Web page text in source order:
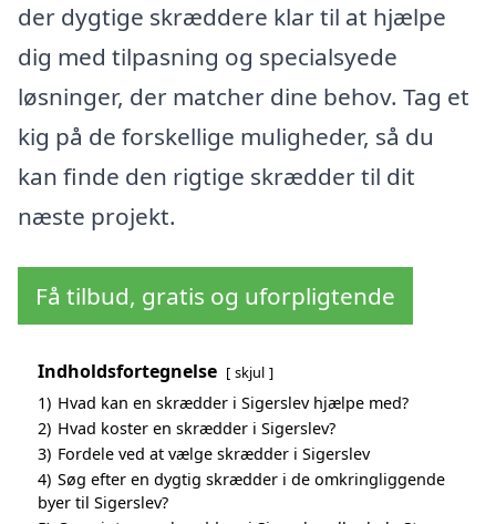
der dygtige skræddere klar til at hjælpe
dig med tilpasning og specialsyede
løsninger, der matcher dine behov. Tag et
kig på de forskellige muligheder, så du
kan finde den rigtige skrædder til dit
næste projekt.
Få tilbud, gratis og uforpligtende
Indholdsfortegnelse skjul
1) Hvad kan en skrædder i Sigerslev hjælpe med?
2) Hvad koster en skrædder i Sigerslev?
3) Fordele ved at vælge skrædder i Sigerslev
4) Søg efter en dygtig skrædder i de omkringliggende
byer til Sigerslev?